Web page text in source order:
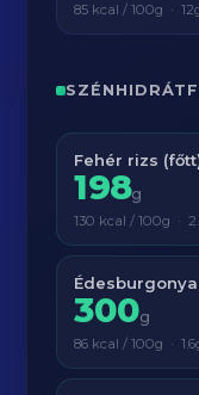
85 kcal / 100g ·
Fehér rizs
198g
130 kcal / 100g ·
Édesburgonya
300g
86 kcal / 100g ·